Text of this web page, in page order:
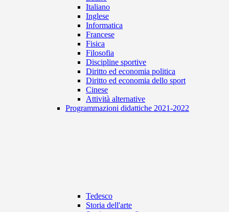
Italiano
Inglese
Informatica
Francese
Fisica
Filosofia
Discipline sportive
Diritto ed economia politica
Diritto ed economia dello sport
Cinese
Attività alternative
Programmazioni didattiche 2021-2022
Tedesco
Storia dell'arte